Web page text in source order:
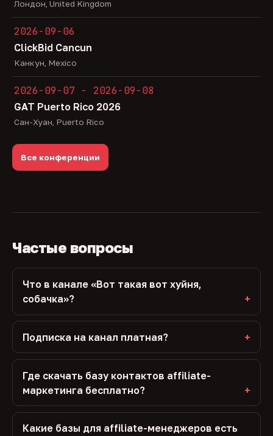
Лондон, United Kingdom
2026-09-06
ClickBid Cancun
Канкун, Mexico
2026-09-07 - 2026-09-08
GAT Puerto Rico 2026
Сан-Хуан, Puerto Rico
Все конференции
Частые вопросы
Что в канале «Вот такая вот хуйня,
собачка»?
Подписка на канал платная?
Где скачать базу контактов affiliate-
маркетинга бесплатно?
Какие базы для affiliate-менеджеров есть